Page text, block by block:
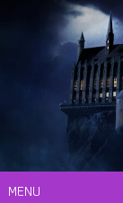
MENU